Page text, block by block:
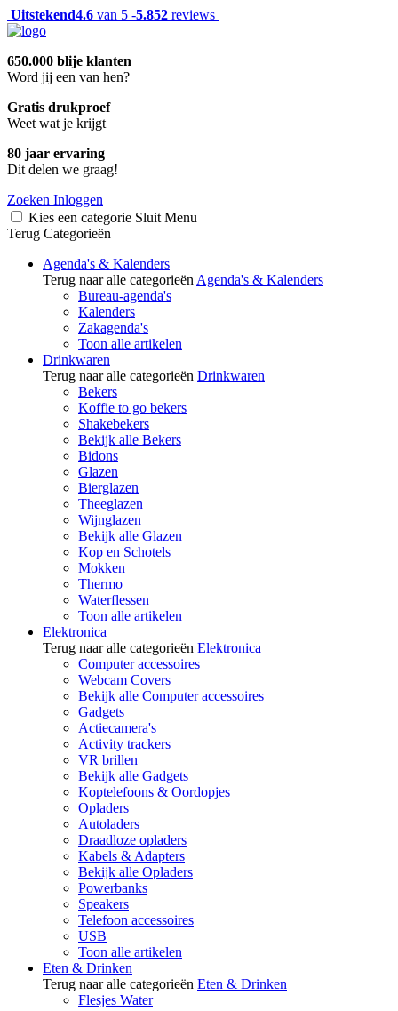
Uitstekend4.6 van 5 -5.852 reviews
650.000 blije klanten
Word jij een van hen?
Gratis drukproef
Weet wat je krijgt
80 jaar ervaring
Dit delen we graag!
Zoeken Inloggen
Kies een categorie Sluit Menu
Terug Categorieën
Agenda's & Kalenders
Terug naar alle categorieën Agenda's & Kalenders
Bureau-agenda's
Kalenders
Zakagenda's
Toon alle artikelen
Drinkwaren
Terug naar alle categorieën Drinkwaren
Bekers
Koffie to go bekers
Shakebekers
Bekijk alle Bekers
Bidons
Glazen
Bierglazen
Theeglazen
Wijnglazen
Bekijk alle Glazen
Kop en Schotels
Mokken
Thermo
Waterflessen
Toon alle artikelen
Elektronica
Terug naar alle categorieën Elektronica
Computer accessoires
Webcam Covers
Bekijk alle Computer accessoires
Gadgets
Actiecamera's
Activity trackers
VR brillen
Bekijk alle Gadgets
Koptelefoons & Oordopjes
Opladers
Autoladers
Draadloze opladers
Kabels & Adapters
Bekijk alle Opladers
Powerbanks
Speakers
Telefoon accessoires
USB
Toon alle artikelen
Eten & Drinken
Terug naar alle categorieën Eten & Drinken
Flesjes Water